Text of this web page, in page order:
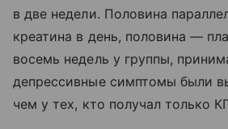
в две недели. Половина
креатина в день, половина —
восемь недель у группы,
депрессивные симптомы были
чем у тех, кто получал только